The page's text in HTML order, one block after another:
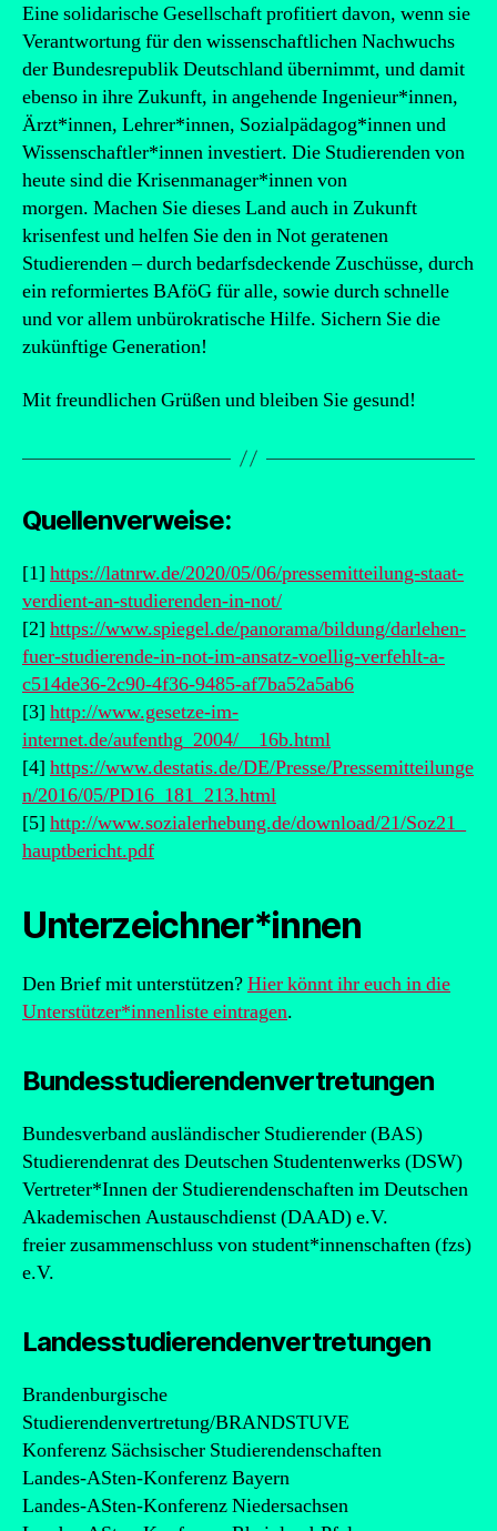
Eine solidarische Gesellschaft profitiert davon, wenn sie
Verantwortung für den wissenschaftlichen Nachwuchs
der Bundesrepublik Deutschland übernimmt, und damit
ebenso in ihre Zukunft, in angehende Ingenieur*innen,
Ärzt*innen, Lehrer*innen, Sozialpädagog*innen und
Wissenschaftler*innen investiert. Die Studierenden von
heute sind die Krisenmanager*innen von
morgen. Machen Sie dieses Land auch in Zukunft
krisenfest und helfen Sie den in Not geratenen
Studierenden – durch bedarfsdeckende Zuschüsse, durch
ein reformiertes BAföG für alle, sowie durch schnelle
und vor allem unbürokratische Hilfe. Sichern Sie die
zukünftige Generation!
Mit freundlichen Grüßen und bleiben Sie gesund!
Quellenverweise:
[1] https://latnrw.de/2020/05/06/pressemitteilung-staat-
verdient-an-studierenden-in-not/
[2] https://www.spiegel.de/panorama/bildung/darlehen-
fuer-studierende-in-not-im-ansatz-voellig-verfehlt-a-
c514de36-2c90-4f36-9485-af7ba52a5ab6
[3] http://www.gesetze-im-
internet.de/aufenthg_2004/__16b.html
[4] https://www.destatis.de/DE/Presse/Pressemitteilunge
n/2016/05/PD16_181_213.html
[5] http://www.sozialerhebung.de/download/21/Soz21_
hauptbericht.pdf
Unterzeichner*innen
Den Brief mit unterstützen?Hier könnt ihr euch in die
Unterstützer*innenliste eintragen.
Bundesstudierendenvertretungen
Bundesverband ausländischer Studierender (BAS)
Studierendenrat des Deutschen Studentenwerks (DSW)
Vertreter*Innen der Studierendenschaften im Deutschen
Akademischen Austauschdienst (DAAD) e.V.
freier zusammenschluss von student*innenschaften (fzs)
e.V.
Landesstudierendenvertretungen
Brandenburgische
Studierendenvertretung/BRANDSTUVE
Konferenz Sächsischer Studierendenschaften
Landes-ASten-Konferenz Bayern
Landes-ASten-Konferenz Niedersachsen